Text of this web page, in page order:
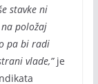
stavke ni
položaj
pa bi radi
vlade,”je